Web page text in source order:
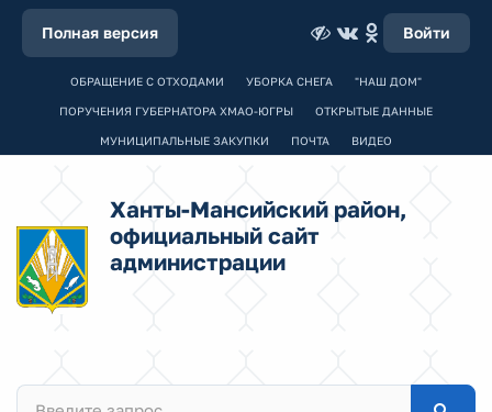
Полная версия Войти
ОБРАЩЕНИЕ С ОТХОДАМИ УБОРКА СНЕГА "НАШ ДОМ"
ПОРУЧЕНИЯ ГУБЕРНАТОРА ХМАО-ЮГРЫ ОТКРЫТЫЕ ДАННЫЕ
МУНИЦИПАЛЬНЫЕ ЗАКУПКИ ПОЧТА ВИДЕО
Ханты-Мансийский район,
официальный сайт
администрации